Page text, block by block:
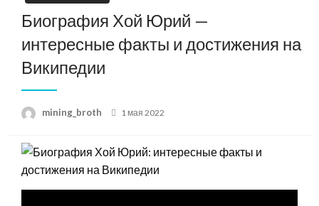
Биография Хой Юрий —
интересные факты и достижения на
Википедии
mining_broth
Posted
1 мая 2022